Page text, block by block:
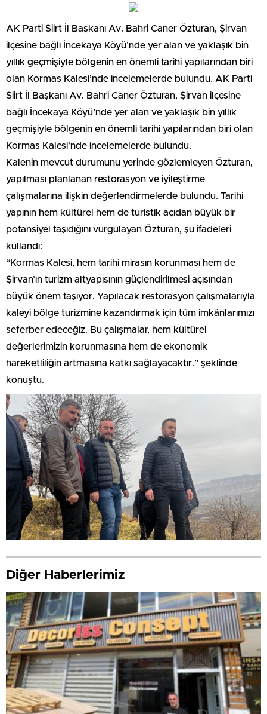
AK Parti Siirt İl Başkanı Av. Bahri Caner Özturan, Şirvan
ilçesine bağlı İncekaya Köyü’nde yer alan ve yaklaşık bin
yıllık geçmişiyle bölgenin en önemli tarihi yapılarından biri
olan Kormas Kalesi’nde incelemelerde bulundu. AK Parti
Siirt İl Başkanı Av. Bahri Caner Özturan, Şirvan ilçesine
bağlı İncekaya Köyü’nde yer alan ve yaklaşık bin yıllık
geçmişiyle bölgenin en önemli tarihi yapılarından biri olan
Kormas Kalesi’nde incelemelerde bulundu.
Kalenin mevcut durumunu yerinde gözlemleyen Özturan,
yapılması planlanan restorasyon ve iyileştirme
çalışmalarına ilişkin değerlendirmelerde bulundu. Tarihi
yapının hem kültürel hem de turistik açıdan büyük bir
potansiyel taşıdığını vurgulayan Özturan, şu ifadeleri
kullandı:
“Kormas Kalesi, hem tarihi mirasın korunması hem de
Şirvan’ın turizm altyapısının güçlendirilmesi açısından
büyük önem taşıyor. Yapılacak restorasyon çalışmalarıyla
kaleyi bölge turizmine kazandırmak için tüm imkânlarımızı
seferber edeceğiz. Bu çalışmalar, hem kültürel
değerlerimizin korunmasına hem de ekonomik
hareketliliğin artmasına katkı sağlayacaktır.” şeklinde
konuştu.
Diğer Haberlerimiz